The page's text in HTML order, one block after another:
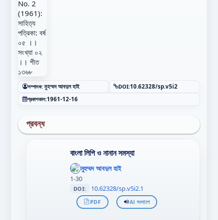
সম্পাদক: মুহম্মদ আবদুল হাই DOI:10.62328/sp.v5i2
প্রকাশকাল:1961-12-16
প্রবন্ধ
বাংলা লিপি ও নানান সমস্যা
';
};"
>
মুহম্মদ আবদুল হাই
1-30
DOI: 10.62328/sp.v5i2.1
PDF AI সংলাপে